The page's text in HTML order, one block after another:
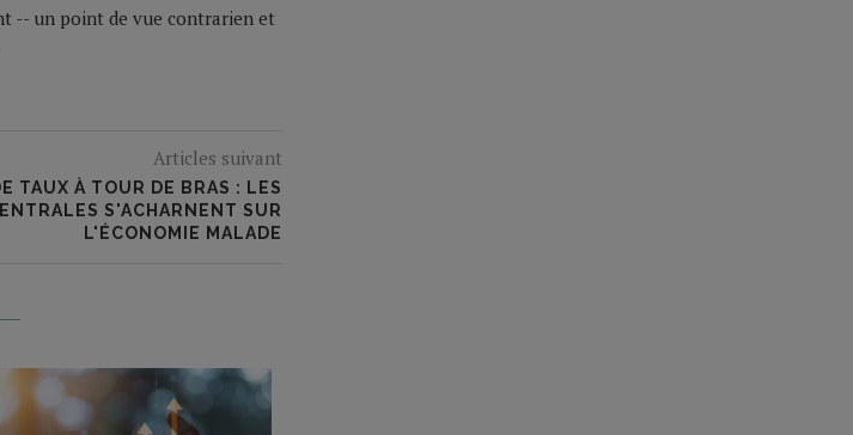
-- un point de vue contrarien et
Articles suivant
TAUX À TOUR DE BRAS : LES
S'ACHARNENT SUR
L'ÉCONOMIE MALADE